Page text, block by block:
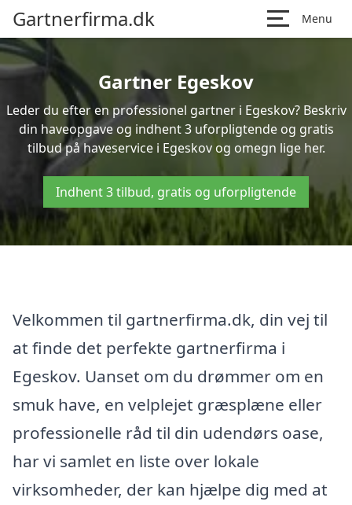
Gartnerfirma.dk Menu
Gartner Egeskov
Leder du efter en professionel gartner i Egeskov? Beskriv
din haveopgave og indhent 3 uforpligtende og gratis
tilbud på haveservice i Egeskov og omegn lige her.
Indhent 3 tilbud, gratis og uforpligtende
Velkommen til gartnerfirma.dk, din vej til
at finde det perfekte gartnerfirma i
Egeskov. Uanset om du drømmer om en
smuk have, en velplejet græsplæne eller
professionelle råd til din udendørs oase,
har vi samlet en liste over lokale
virksomheder, der kan hjælpe dig med at